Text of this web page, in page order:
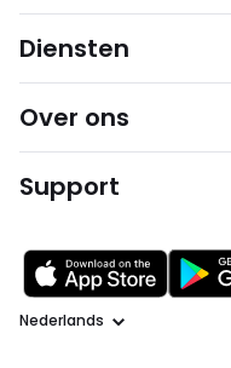
Diensten
Over ons
Support
Taal